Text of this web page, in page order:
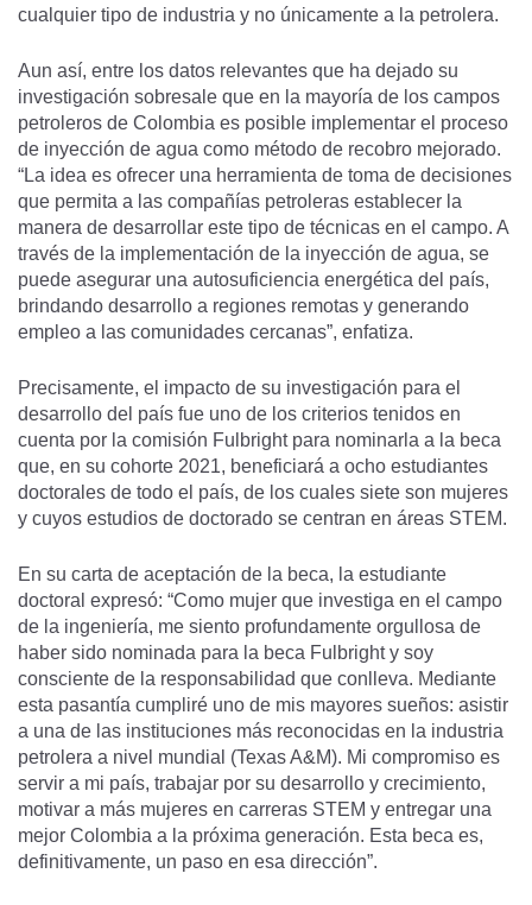
cualquier tipo de industria y no únicamente a la petrolera.
Aun así, entre los datos relevantes que ha dejado su
investigación sobresale que en la mayoría de los campos
petroleros de Colombia es posible implementar el proceso
de inyección de agua como método de recobro mejorado.
“La idea es ofrecer una herramienta de toma de decisiones
que permita a las compañías petroleras establecer la
manera de desarrollar este tipo de técnicas en el campo. A
través de la implementación de la inyección de agua, se
puede asegurar una autosuficiencia energética del país,
brindando desarrollo a regiones remotas y generando
empleo a las comunidades cercanas”, enfatiza.
Precisamente, el impacto de su investigación para el
desarrollo del país fue uno de los criterios tenidos en
cuenta por la comisión Fulbright para nominarla a la beca
que, en su cohorte 2021, beneficiará a ocho estudiantes
doctorales de todo el país, de los cuales siete son mujeres
y cuyos estudios de doctorado se centran en áreas STEM.
En su carta de aceptación de la beca, la estudiante
doctoral expresó: “Como mujer que investiga en el campo
de la ingeniería, me siento profundamente orgullosa de
haber sido nominada para la beca Fulbright y soy
consciente de la responsabilidad que conlleva. Mediante
esta pasantía cumpliré uno de mis mayores sueños: asistir
a una de las instituciones más reconocidas en la industria
petrolera a nivel mundial (Texas A&M). Mi compromiso es
servir a mi país, trabajar por su desarrollo y crecimiento,
motivar a más mujeres en carreras STEM y entregar una
mejor Colombia a la próxima generación. Esta beca es,
definitivamente, un paso en esa dirección”.